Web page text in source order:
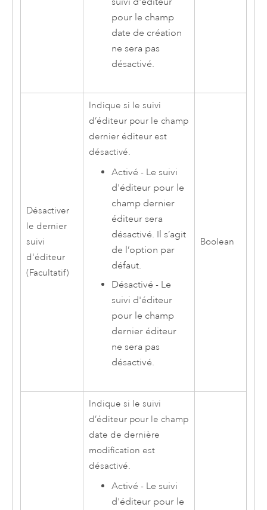
pour le champ
date de création
ne sera pas
désactivé.
Désactiver
le dernier
suivi
d'éditeur
(Facultatif)
Indique si le suivi
d’éditeur pour le champ
dernier éditeur est
désactivé.
Activé - Le suivi
d'éditeur pour le
champ dernier
éditeur sera
désactivé. Il s’agit
de l’option par
défaut.
Désactivé - Le
suivi d'éditeur
pour le champ
dernier éditeur
ne sera pas
désactivé.
Boolean
Indique si le suivi
d’éditeur pour le champ
date de dernière
modification est
désactivé.
Activé - Le suivi
d'éditeur pour le